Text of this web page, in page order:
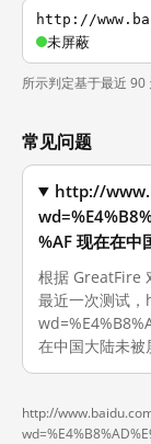
http://
未屏蔽
所示判定基于最近 90
常见问题
http://
%AF 现在在中
根据 GreatFire
最近一次测试
在中国大陆未被
http://